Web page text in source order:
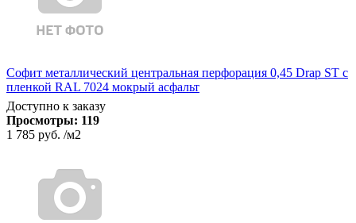
Софит металлический центральная перфорация 0,45 Drap ST с
пленкой RAL 7024 мокрый асфальт
Доступно к заказу
Просмотры: 119
1 785 руб. /м2